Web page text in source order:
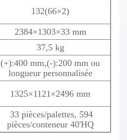
132(66×2)
2384×1303×33 mm
37,5 kg
(+):400 mm,(-):200 mm ou
longueur personnalisée
1325×1121×2496 mm
33 pièces/palettes, 594
pièces/conteneur 40'HQ